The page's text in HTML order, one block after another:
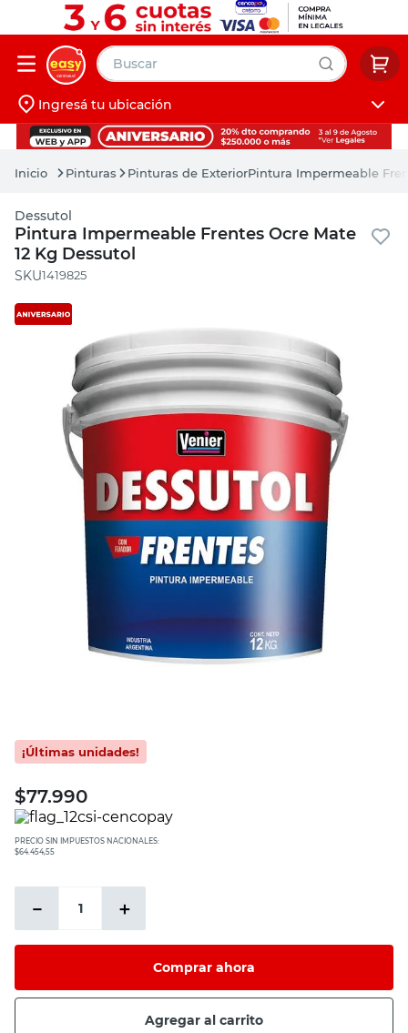
Buscar
Iniciá sesión
Ingresá tu ubicación
Pinturas Pinturas de ExteriorPintura Impermeable
Dessutol
Pintura Impermeable Frentes Ocre Mate
12 Kg Dessutol
:1419825
$77.990
PRECIO SIN IMPUESTOS NACIONALES:
$64.454,55
＋
－
Comprar ahora
Agregar al carrito
muebles
pintura
escritorio
puertas
placard